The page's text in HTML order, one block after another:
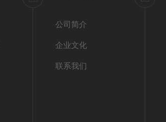
公司简介
企业文化
联系我们